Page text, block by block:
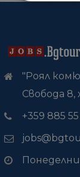
"Роял
Свобода
+359 885 55